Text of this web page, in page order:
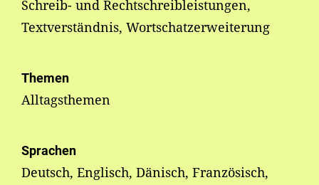
Schreib- und Rechtschreibleistungen,
Textverständnis, Wortschatzerweiterung
Themen
Alltagsthemen
Sprachen
Deutsch, Englisch, Dänisch, Französisch,